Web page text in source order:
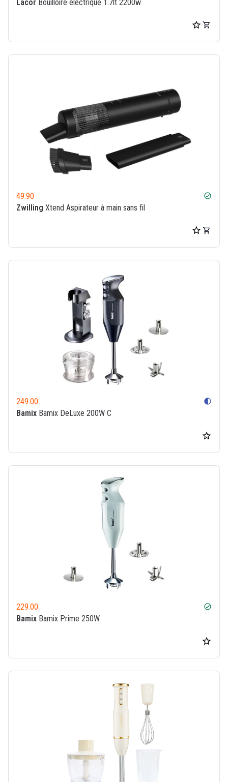
Lacor Bouilloire électrique 1.7lt 2200w
49.90 check_circle
Zwilling Xtend Aspirateur à main sans fil
249.00 contrast
Bamix Bamix DeLuxe 200W C
229.00 check_circle
Bamix Bamix Prime 250W